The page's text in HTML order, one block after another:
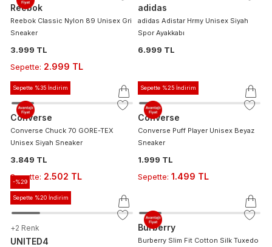
Reebok
Reebok Classic Nylon 89 Unisex Gri
Sneaker
3.999 TL
Sepette: 2.999 TL
adidas
adidas Adistar Hrmy Unisex Siyah
Spor Ayakkabı
6.999 TL
Sepette %35 İndirim
Converse
Converse Chuck 70 GORE-TEX
Unisex Siyah Sneaker
3.849 TL
Sepette: 2.502 TL
Sepette %25 İndirim
Converse
Converse Puff Player Unisex Beyaz
Sneaker
1.999 TL
Sepette: 1.499 TL
-%29
Sepette %20 İndirim
+2 Renk
UNITED4
Burberry
Burberry Slim Fit Cotton Silk Tuxedo